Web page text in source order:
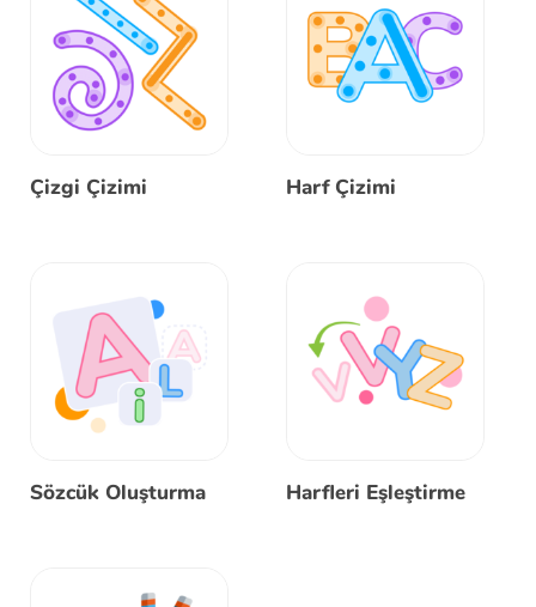
Çizgi Çizimi Harf Çizimi
Sözcük Oluşturma Harfleri Eşleştirme